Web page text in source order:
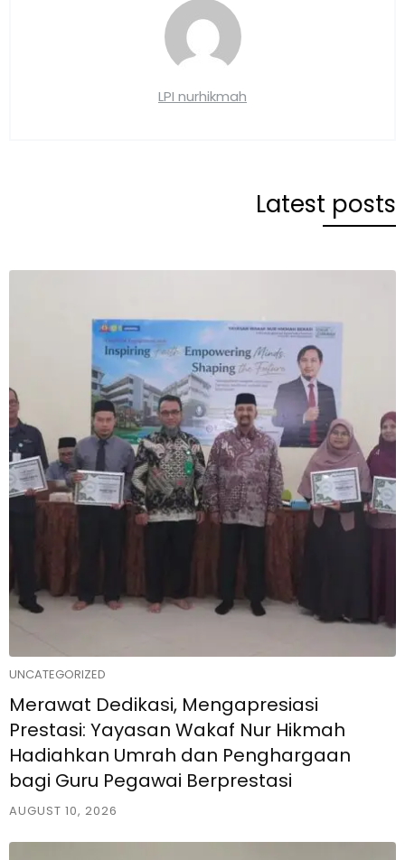
LPI nurhikmah
Latest posts
UNCATEGORIZED
Merawat Dedikasi, Mengapresiasi
Prestasi: Yayasan Wakaf Nur Hikmah
Hadiahkan Umrah dan Penghargaan
bagi Guru Pegawai Berprestasi
AUGUST 10, 2026